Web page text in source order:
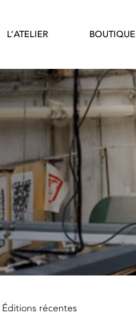
L’ATELIER BOUTIQUE
Éditions récentes